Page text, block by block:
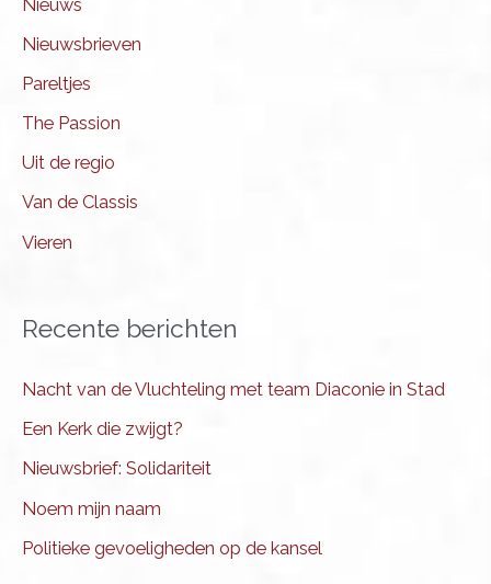
Nieuws
Nieuwsbrieven
Pareltjes
The Passion
Uit de regio
Van de Classis
Vieren
Recente berichten
Nacht van de Vluchteling met team Diaconie in Stad
Een Kerk die zwijgt?
Nieuwsbrief: Solidariteit
Noem mijn naam
Politieke gevoeligheden op de kansel